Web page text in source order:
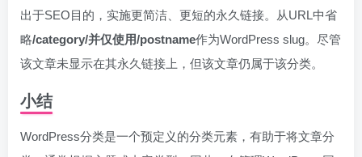
出于SEO目的，实施更简洁、更短的永久链接。从URL中省
略/category/并仅使用/postname作为WordPress slug。尽管
该文章未显示在其永久链接上，但该文章仍属于该分类。
小结
WordPress分类是一个预定义的分类元素，有助于将文章分